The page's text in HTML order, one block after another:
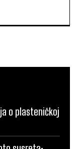
o plasteničkoj